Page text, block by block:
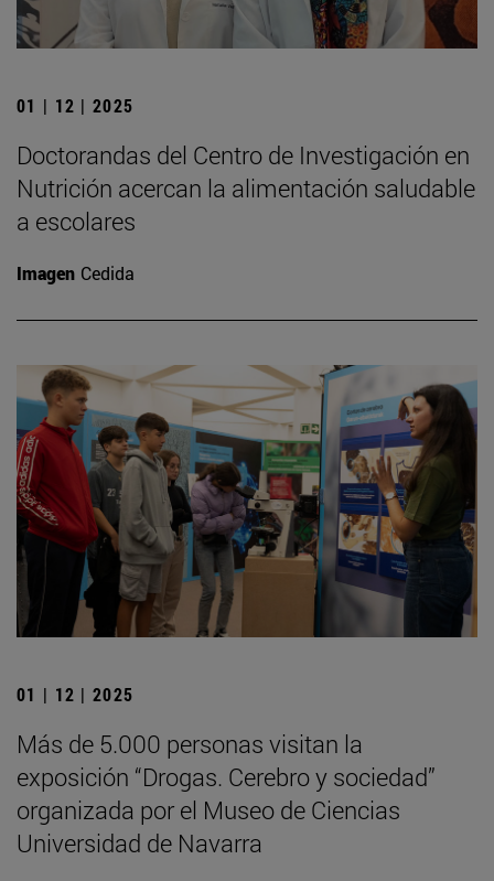
01 | 12 | 2025
Doctorandas del Centro de Investigación en
Nutrición acercan la alimentación saludable
a escolares
Imagen Cedida
01 | 12 | 2025
Más de 5.000 personas visitan la
exposición “Drogas. Cerebro y sociedad”
organizada por el Museo de Ciencias
Universidad de Navarra